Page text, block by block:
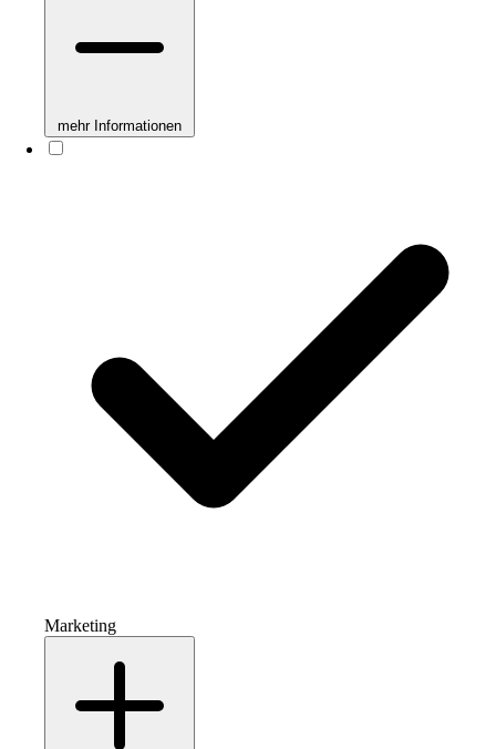
mehr Informationen
Marketing